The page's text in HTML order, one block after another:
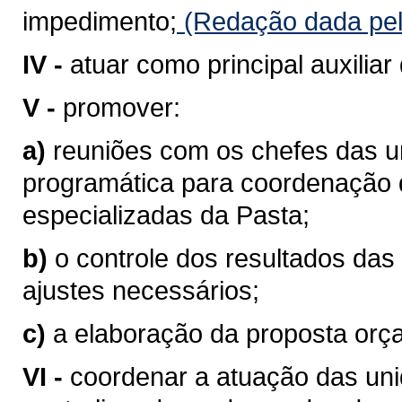
impedimento; (Redação dada
IV - atuar como principal
V - promover:
a) reuniões com os chefes das
programática para
especializadas da Pasta;
b) o controle dos resultados
ajustes necessários;
c) a elaboração da proposta
VI - coordenar a atuação das